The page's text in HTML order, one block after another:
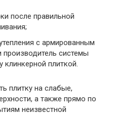
после правильной
с армированным
системы
клинкерной плиткой.
плитку на слабые,
а также прямо по
неизвестной